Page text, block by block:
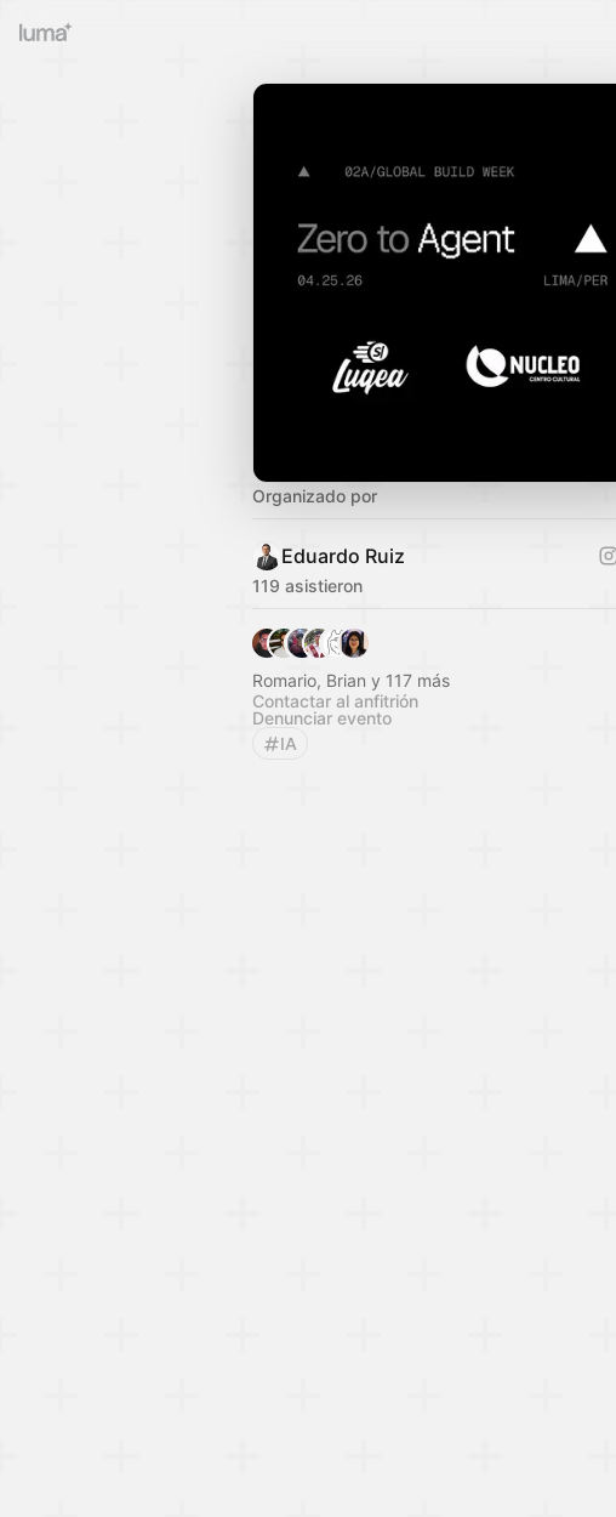
Organizado por
Eduardo Ruiz
119 asistieron
Romario, Brian y 117 más
Contactar al anfitrión
Denunciar evento
IA